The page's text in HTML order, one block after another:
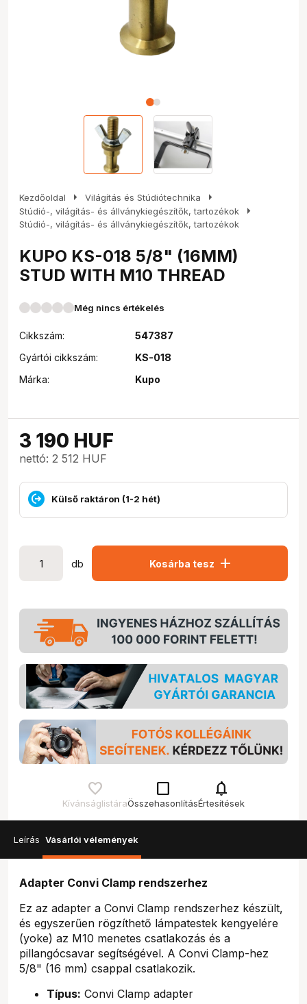
Kezdőoldal arrow_right Világítás és Stúdiótechnika arrow_right
Stúdió-, világítás- és állványkiegészítők, tartozékok arrow_right
Stúdió-, világítás- és állványkiegészítők, tartozékok
KUPO KS-018 5/8" (16MM)
STUD WITH M10 THREAD
Még nincs értékelés
Cikkszám:
547387
Gyártói cikkszám:
KS-018
Márka:
Kupo
3 190 HUF
nettó: 2 512 HUF
Külső raktáron (1-2 hét)
db Kosárba tesz add
Kívánságlistára
check_box_outline_blank
Összehasonlítás
notifications
Értesítések
Leírás Vásárlói vélemények
Adapter Convi Clamp rendszerhez
Ez az adapter a Convi Clamp rendszerhez készült,
és egyszerűen rögzíthető lámpatestek kengyelére
(yoke) az M10 menetes csatlakozás és a
pillangócsavar segítségével. A Convi Clamp-hez
5/8" (16 mm) csappal csatlakozik.
Típus: Convi Clamp adapter